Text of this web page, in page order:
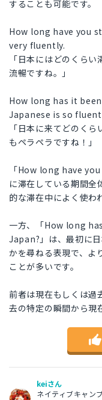
することも可能です。
How long have you
very fluently.
「日本にはどのくら
流暢ですね。」
How long has it
Japanese is so
「日本に来てどのく
もペラペラですね！」
「How long have
に滞在している期間全
的な滞在中によく使わ
一方、「How long
Japan?」は、最初に
かを尋ねる表現で、よ
ことが多いです。
前者は現在もしくは過
去の特定の瞬間から現
keiさん
ネイティブキャン